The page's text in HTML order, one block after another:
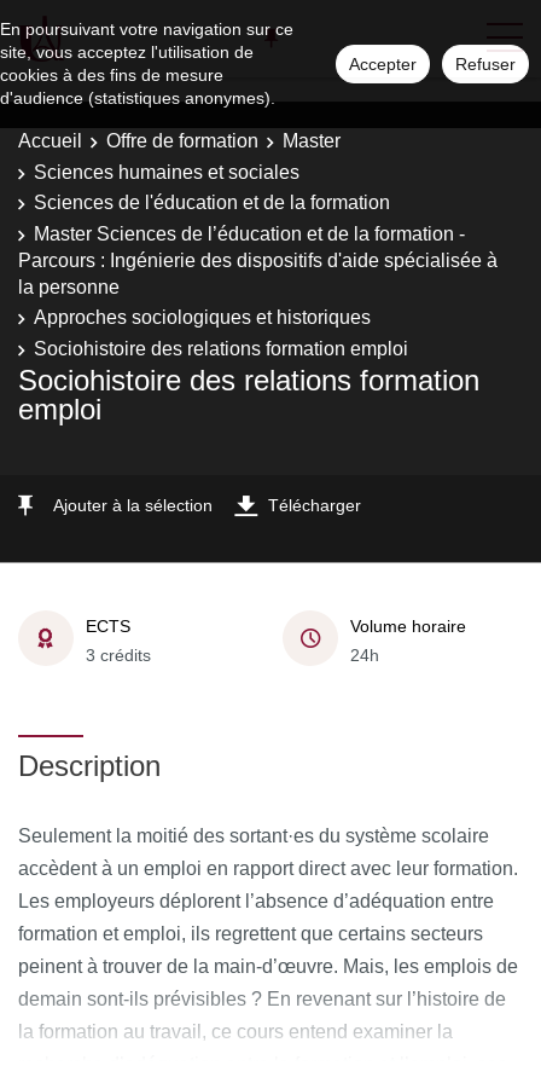
En poursuivant votre navigation sur ce
site, vous acceptez l'utilisation de
cookies à des fins de mesure
d'audience (statistiques anonymes).
Accepter Refuser
Accueil Offre de formation
Master
Sciences humaines et sociales
Sciences de l'éducation et de la formation
Master Sciences de l’éducation et de la formation -
Parcours : Ingénierie des dispositifs d'aide spécialisée à
la personne
Approches sociologiques et historiques
Sociohistoire des relations formation emploi
Sociohistoire des relations formation
emploi
Ajouter à la sélection Télécharger
ECTS
3 crédits
Volume horaire
24h
Description
Seulement la moitié des sortant·es du système scolaire
accèdent à un emploi en rapport direct avec leur formation.
Les employeurs déplorent l’absence d’adéquation entre
formation et emploi, ils regrettent que certains secteurs
peinent à trouver de la main-d’œuvre. Mais, les emplois de
demain sont-ils prévisibles ? En revenant sur l’histoire de
la formation au travail, ce cours entend examiner la